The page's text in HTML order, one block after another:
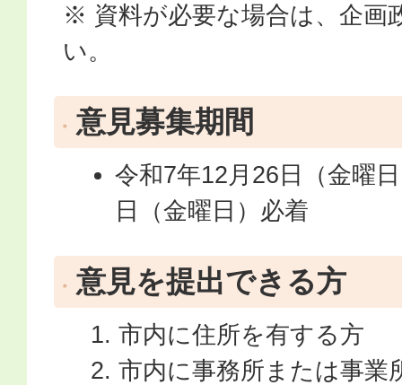
※ 資料が必要な場合は、企画
い。
意見募集期間
令和7年12月26日（金曜
日（金曜日）必着
意見を提出できる方
市内に住所を有する方
市内に事務所または事業